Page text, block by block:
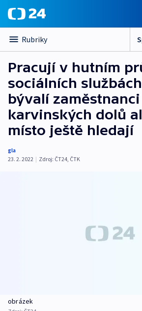
Rubriky
Pracují v hutním
sociálních
bývalí zaměstnanci
karvinských dolů
místo ještě hledají
gla
23. 2. 2022 | Zdroj: ČT24, ČTK
obrázek